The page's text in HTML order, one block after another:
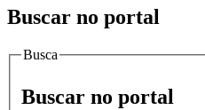
Buscar no portal
Busca
Buscar no portal